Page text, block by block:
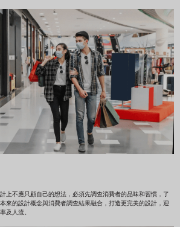
上不應只顧自己的想法，必須先調查消費者的品味和習慣，了
來的設計概念與消費者調查結果融合，打造更完美的設計，迎
及人流。